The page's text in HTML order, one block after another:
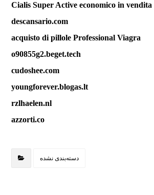
Cialis Super Active economico in vendita
descansario.com
acquisto di pillole Professional Viagra
o90855g2.beget.tech
cudoshee.com
youngforever.blogas.lt
rzlhaelen.nl
azzorti.co
دسته‌بندی نشده